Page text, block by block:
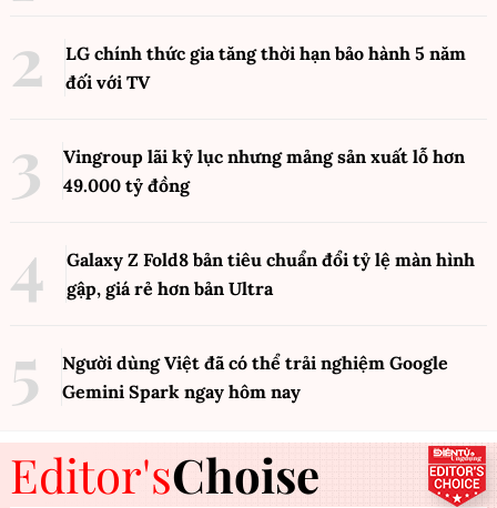
LG chính thức gia tăng thời hạn bảo hành 5 năm
đối với TV
Vingroup lãi kỷ lục nhưng mảng sản xuất lỗ hơn
49.000 tỷ đồng
Galaxy Z Fold8 bản tiêu chuẩn đổi tỷ lệ màn hình
gập, giá rẻ hơn bản Ultra
Người dùng Việt đã có thể trải nghiệm Google
Gemini Spark ngay hôm nay
Editor'sChoise